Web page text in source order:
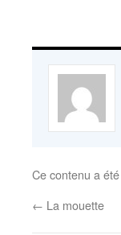
Ce contenu a
← La mouette